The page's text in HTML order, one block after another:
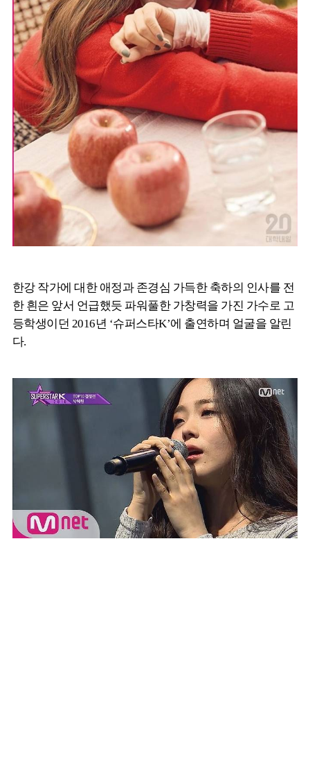
한강 작가에 대한 애정과 존경심 가득한 축하의 인사를 전
한 흰은 앞서 언급했듯 파워풀한 가창력을 가진 가수로 고
등학생이던 2016년 ‘슈퍼스타K’에 출연하며 얼굴을 알린
다.